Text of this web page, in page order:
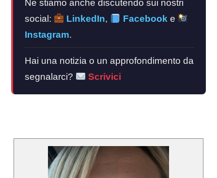
Ne stiamo anche discutendo sui nostri
social:
LinkedIn, Facebook e
Instagram.
Hai una notizia o un approfondimento da
segnalarci?
Scrivici